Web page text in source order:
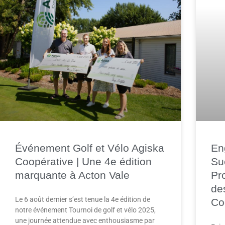
Événement Golf et Vélo Agiska
Coopérative | Une 4e édition
marquante à Acton Vale
Le 6 août dernier s’est tenue la 4e édition de
notre événement Tournoi de golf et vélo 2025,
une journée attendue avec enthousiasme par